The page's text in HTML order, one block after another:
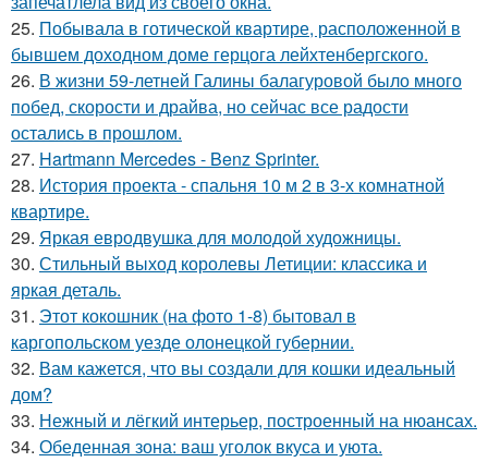
25. Побывала в готической квартире, расположенной в
бывшем доходном доме герцога лейхтенбергского.
26. В жизни 59-летней Галины балагуровой было много
побед, скорости и драйва, но сейчас все радости
остались в прошлом.
27. Hartmann Mercedes - Benz Sprinter.
28. История проекта - спальня 10 м 2 в 3-х комнатной
квартире.
29. Яркая евродвушка для молодой художницы.
30. Стильный выход королевы Летиции: классика и
яркая деталь.
31. Этот кокошник (на фото 1-8) бытовал в
каргопольском уезде олонецкой губернии.
32. Вам кажется, что вы создали для кошки идеальный
дом?
33. Нежный и лёгкий интерьер, построенный на нюансах.
34. Обеденная зона: ваш уголок вкуса и уюта.